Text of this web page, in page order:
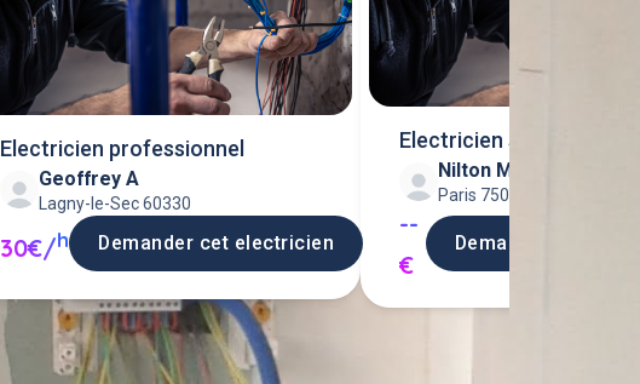
Electricien professionnel
Geoffrey A
Lagny-le-Sec 60330
30€/h Demander cet electricien
Electricien senior avec
habilitation
Nilton M
Paris 75018
--
€
Demander cet